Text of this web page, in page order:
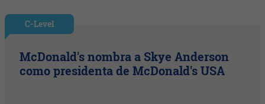
C-Level
McDonald's nombra a Skye Anderson
como presidenta de McDonald's USA